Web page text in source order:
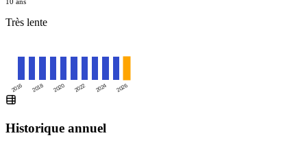
Très lente
2016 2018 2020 2022 2024 2026
Historique annuel